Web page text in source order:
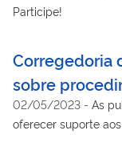
Participe!
Corregedoria
sobre
02/05/2023 - As
oferecer suporte